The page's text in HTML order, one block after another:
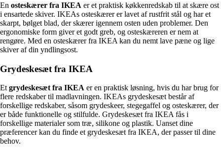
En osteskærer fra IKEA er et praktisk køkkenredskab til at skære ost
i ensartede skiver. IKEAs osteskærer er lavet af rustfrit stål og har et
skarpt, bølget blad, der skærer igennem osten uden problemer. Den
ergonomiske form giver et godt greb, og osteskæreren er nem at
rengøre. Med en osteskærer fra IKEA kan du nemt lave pæne og lige
skiver af din yndlingsost.
Grydeskesæt fra IKEA
Et grydeskesæt fra IKEA er en praktisk løsning, hvis du har brug for
flere redskaber til madlavningen. IKEAs grydeskesæt består af
forskellige redskaber, såsom grydeskeer, stegegaffel og osteskærer, der
er både funktionelle og stilfulde. Grydeskesæt fra IKEA fås i
forskellige materialer som træ, silikone og plastik. Uanset dine
præferencer kan du finde et grydeskesæt fra IKEA, der passer til dine
behov.